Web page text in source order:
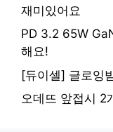
재미있어요
PD 3.2 65W
해요!
[듀이셀] 글로잉
오데뜨 앞접시 2